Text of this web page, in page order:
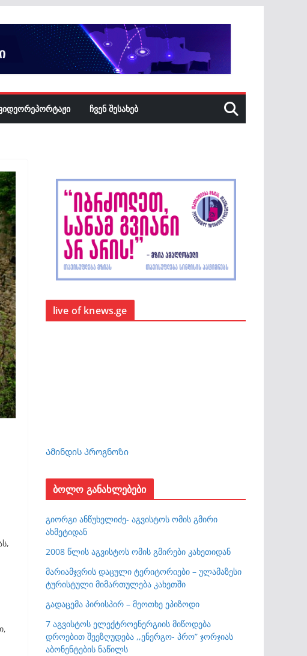
ᲩᲕᲔᲜ ᲨᲔᲡᲐᲮᲔᲑ
live of knews.ge
Ამინდის პროგნოზი
ბოლო განახლებები
გიორგი ანწუხელიძე- აგვისტოს ომის გმირი
ახმეტიდან
2008 წლის აგვისტოს ომის გმირები კახეთიდან
მარიამჯვრის დაცული ტერიტორიები – ულამაზესი
ტურისტული მიმართულება კახეთში
გადაცემა პირისპირ – მეოთხე ეპიზოდი
7 აგვისტოს ელექტროენერგიის მიწოდება
დროებით შეეზღუდება ,,ენერგო- პრო” ჯორჯიას
აბონენტების ნაწილს